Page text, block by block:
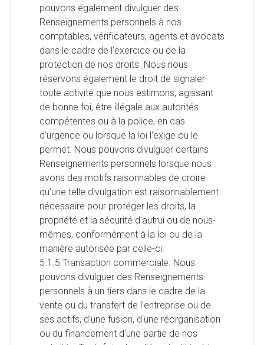
pouvons également divulguer des
Renseignements personnels à nos
comptables, vérificateurs, agents et avocats
dans le cadre de l'exercice ou de la
protection de nos droits. Nous nous
réservons également le droit de signaler
toute activité que nous estimons, agissant
de bonne foi, être illégale aux autorités
compétentes ou à la police, en cas
d'urgence ou lorsque la loi l'exige ou le
permet. Nous pouvons divulguer certains
Renseignements personnels lorsque nous
avons des motifs raisonnables de croire
qu'une telle divulgation est raisonnablement
nécessaire pour protéger les droits, la
propriété et la sécurité d'autrui ou de nous-
mêmes, conformément à la loi ou de la
manière autorisée par celle-ci.
5.1.5.Transaction commerciale. Nous
pouvons divulguer des Renseignements
personnels à un tiers dans le cadre de la
vente ou du transfert de l'entreprise ou de
ses actifs, d'une fusion, d'une réorganisation
ou du financement d'une partie de nos